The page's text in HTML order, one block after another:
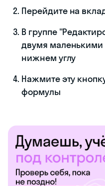
Перейдите на
В группе
двумя
нижнем углу
Нажмите эту
формулы